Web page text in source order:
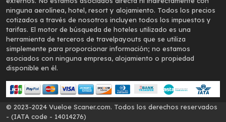
ninguna aerolínea, hotel, resort y alojamiento. Todos los precios
cotizados a través de nosotros incluyen todos los impuestos y
tarifas. El motor de búsqueda de hoteles utilizado es una
herramienta de terceros de travelpayouts que se utiliza
simplemente para proporcionar información; no estamos
asociados con ninguna empresa, alojamiento o propiedad
disponible en él.
© 2023-2024 Vueloe Scaner.com. Todos los derechos reservados
- (IATA code - 14014276)